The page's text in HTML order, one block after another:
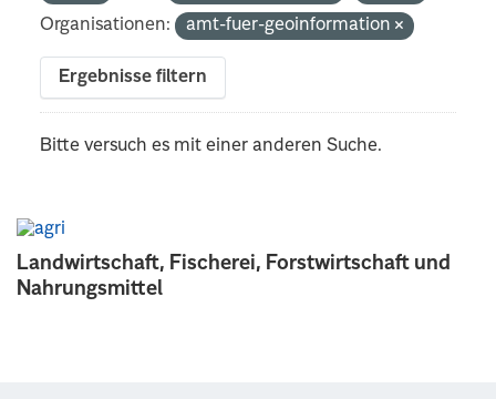
Landwirtschaft, Fischerei, Forstwirtschaft und
Nahrungsmittel
Organisationen:
amt-fuer-geoinformation
Ergebnisse filtern
Bitte versuch es mit einer anderen Suche.